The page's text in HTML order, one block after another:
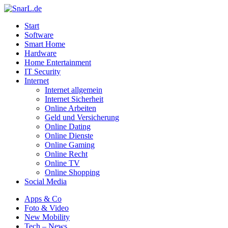
Start
Software
Smart Home
Hardware
Home Entertainment
IT Security
Internet
Internet allgemein
Internet Sicherheit
Online Arbeiten
Geld und Versicherung
Online Dating
Online Dienste
Online Gaming
Online Recht
Online TV
Online Shopping
Social Media
Apps & Co
Foto & Video
New Mobility
Tech – News